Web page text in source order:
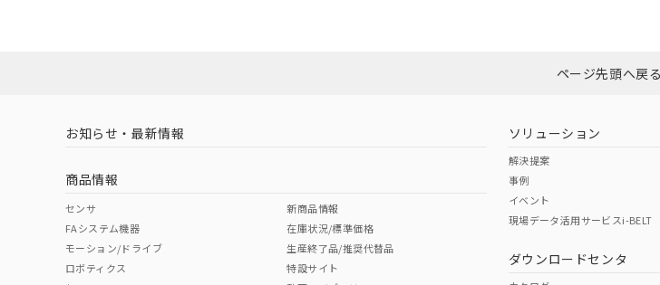
ダウンロードはこちら
中国 RoHS 注意事項・凡例
中国 RoHS表
Pb Hg Cr(VI)
（イギリス
（ノルウェー
（日本
（アメリカ
その他の認
ページ先頭へ戻る
お知らせ・最新情報
商品情報
センサ
FAシステム機器
モーション/ドライブ
ロボティクス
新商品情報
在庫状況/標準価格
生産終了品/推奨代替品
特設サイト
ソリューション
解決提案
事例
イベント
現場データ活用サービスi-BELT
ダウンロードセンタ